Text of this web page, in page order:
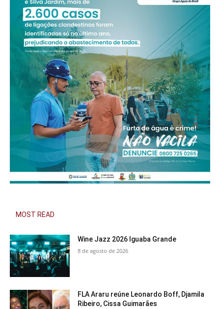
MOST READ
Wine Jazz 2026 Iguaba Grande
8 de agosto de 2026
FLA Araru reúne Leonardo Boff, Djamila
Ribeiro, Cissa Guimarães